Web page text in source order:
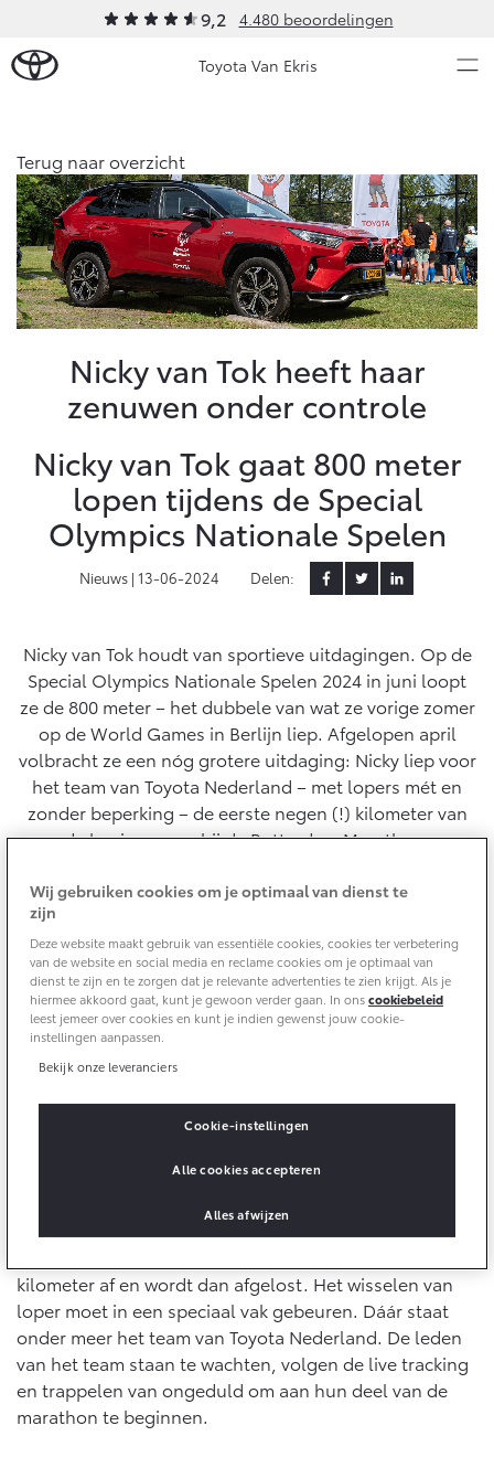
9,2 4.480 beoordelingen
Toyota Van Ekris
Ons bedrijf
Ons bedrijf
Historie
Contact en Route
Vacatures
Klantbeoordelingen
Modellen
Aygo X
HYBRIDE
Vanaf € 23.750,-
Yaris
HYBRIDE
Vanaf € 27.195,-
Yaris Cross
HYBRIDE
Vanaf € 31.895,-
Urban Cruiser
BATTERIJ-ELEKTRISCH
Vanaf € 32.995,-
Corolla Hatchback
HYBRIDE
Vanaf € 33.495,-
Corolla Touring Sports
HYBRIDE
Vanaf € 35.495,-
Corolla Cross
HYBRIDE
Vanaf € 36.495,-
Toyota C-HR+
BATTERIJ-ELEKTRISCH
RAV4
PLUG-IN HYBRIDE
Occasions
Nieuws & Acties
Onderhoud
Service & Onderhoud
Werkplaatsafspraak
Onderhoud op Maat
Airco check
Vakantiecheck
Hybride Zekerheid Controle
Toyota handleidingen
Toyota Service Informatie (SIL)
Schade & Garantie
Toyota Pechhulp
Schade & Glasherstel
10 jaar Toyota garantie
10 jaar batterijgarantie
Toyota fabrieksgarantie
Onderdelen & Accessoires
Connected
Connected Services
MyToyota login
MyToyota App
Diensten
Bereken je maandbedrag
Private Lease voor ZZP
Financieren
Toyota Betaalplan
Oplaadservice
Thuislaadpakketten
Laadpas
Energie en slim laden
Toyota Hybride Autoverzekering
Zakelijk
Toyota voor de zaak
Leaserijder
ZZP
Wagenparkbeheer
Financial Lease
Operational Lease
Bedrijfswagens
Financieren of leasen
Contact en Route
Schade melden
Plan een proefrit
Vraag een brochure aan
Bekijk de verwachte modellen
Terug naar overzicht
Nicky van Tok heeft haar
zenuwen onder controle
Nicky van Tok gaat 800 meter
lopen tijdens de Special
Olympics Nationale Spelen
Nieuws | 13-06-2024 Delen:
Nicky van Tok houdt van sportieve uitdagingen. Op de
Special Olympics Nationale Spelen 2024 in juni loopt
ze de 800 meter – het dubbele van wat ze vorige zomer
op de World Games in Berlijn liep. Afgelopen april
volbracht ze een nóg grotere uitdaging: Nicky liep voor
het team van Toyota Nederland – met lopers mét en
zonder beperking – de eerste negen (!) kilometer van
de business run bij de Rotterdam Marathon.
Lopers van de business run lopen de Rotterdam
kilometer af en wordt dan afgelost. Het wisselen van
loper moet in een speciaal vak gebeuren. Dáár staat
onder meer het team van Toyota Nederland. De leden
van het team staan te wachten, volgen de live tracking
en trappelen van ongeduld om aan hun deel van de
marathon te beginnen.
Wij gebruiken cookies om je optimaal van dienst te
zijn
Deze website maakt gebruik van essentiële cookies, cookies ter verbetering
van de website en social media en reclame cookies om je optimaal van
dienst te zijn en te zorgen dat je relevante advertenties te zien krijgt. Als je
hiermee akkoord gaat, kunt je gewoon verder gaan. In onscookiebeleid
leest jemeer over cookies en kunt je indien gewenst jouw cookie-
instellingen aanpassen.
Bekijk onze leveranciers
Cookie-instellingen
Alles afwijzen
Alle cookies accepteren